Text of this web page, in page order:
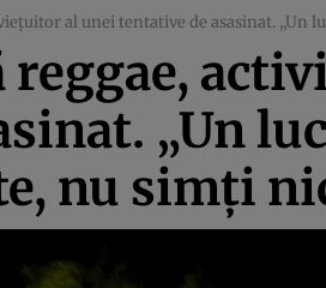
al unei tentative de asasinat.
reggae,
„Un
nu simți